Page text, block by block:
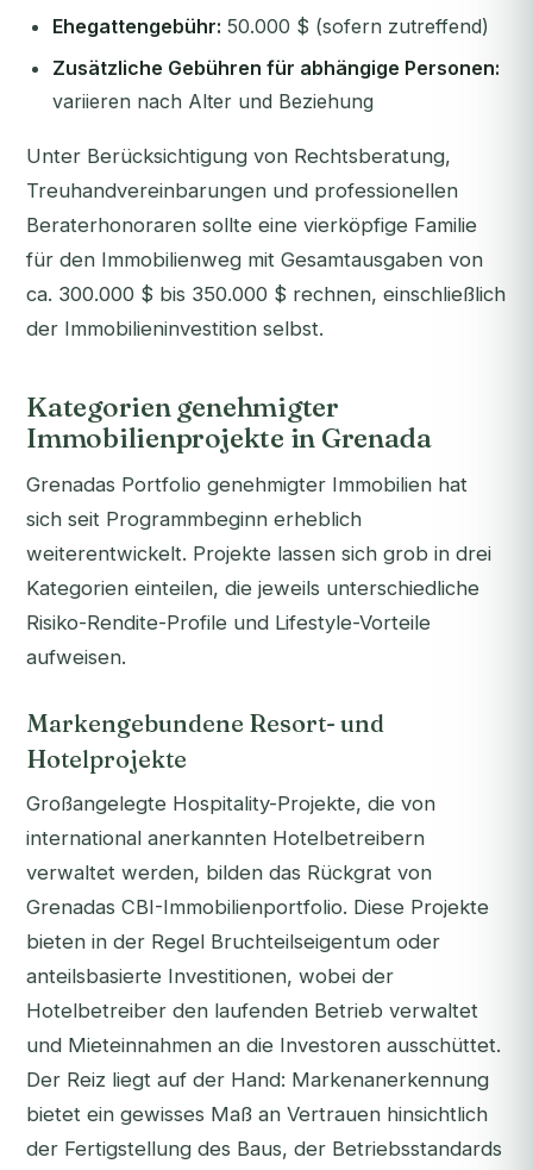
Ehegattengebühr: 50.000 $ (sofern zutreffend)
Zusätzliche Gebühren für abhängige Personen:
variieren nach Alter und Beziehung
Unter Berücksichtigung von Rechtsberatung,
Treuhandvereinbarungen und professionellen
Beraterhonoraren sollte eine vierköpfige Familie
für den Immobilienweg mit Gesamtausgaben von
ca. 300.000 $ bis 350.000 $ rechnen, einschließlich
der Immobilieninvestition selbst.
Kategorien genehmigter
Immobilienprojekte in Grenada
Grenadas Portfolio genehmigter Immobilien hat
sich seit Programmbeginn erheblich
weiterentwickelt. Projekte lassen sich grob in drei
Kategorien einteilen, die jeweils unterschiedliche
Risiko-Rendite-Profile und Lifestyle-Vorteile
aufweisen.
Markengebundene Resort- und
Hotelprojekte
Großangelegte Hospitality-Projekte, die von
international anerkannten Hotelbetreibern
verwaltet werden, bilden das Rückgrat von
Grenadas CBI-Immobilienportfolio. Diese Projekte
bieten in der Regel Bruchteilseigentum oder
anteilsbasierte Investitionen, wobei der
Hotelbetreiber den laufenden Betrieb verwaltet
und Mieteinnahmen an die Investoren ausschüttet.
Der Reiz liegt auf der Hand: Markenanerkennung
bietet ein gewisses Maß an Vertrauen hinsichtlich
der Fertigstellung des Baus, der Betriebsstandards